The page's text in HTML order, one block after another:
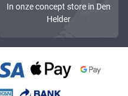
In onze concept store in Den
Helder